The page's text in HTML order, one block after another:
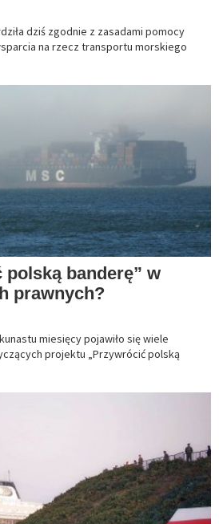
dziś zgodnie z zasadami pomocy
na rzecz transportu morskiego
banderę” w
prawnych?
miesięcy pojawiło się wiele
projektu „Przywrócić polską